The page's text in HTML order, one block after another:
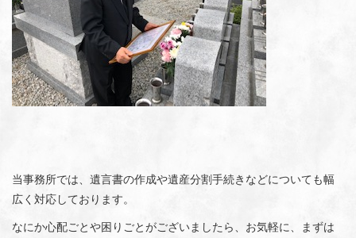
当事務所では、遺言書の作成や遺産分割手続きなどについても幅
広く対応しております。
なにか心配ごとや困りごとがございましたら、お気軽に、まずは